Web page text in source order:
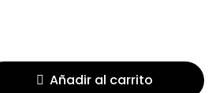
Añadir al carrito